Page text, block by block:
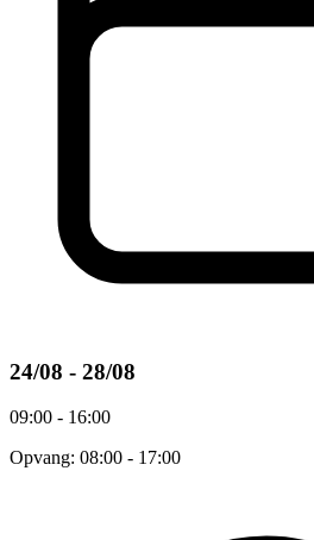
24/08 - 28/08
09:00 - 16:00
Opvang: 08:00 - 17:00